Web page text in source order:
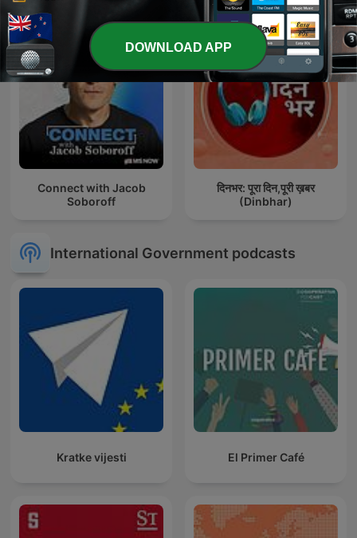
Connect with Jacob
Soboroff
दिनभर: पूरा दिन,पूरी ख़बर
(Dinbhar)
International Government podcasts
Kratke vijesti El Primer Café
DOWNLOAD APP